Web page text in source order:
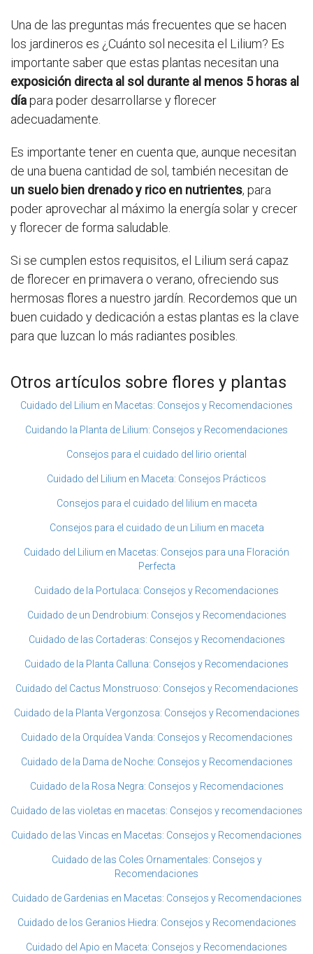
Una de las preguntas más frecuentes que se hacen
los jardineros es ¿Cuánto sol necesita el Lilium? Es
importante saber que estas plantas necesitan una
exposición directa al sol durante al menos 5 horas al
díapara poder desarrollarse y florecer
adecuadamente.
Es importante tener en cuenta que, aunque necesitan
de una buena cantidad de sol, también necesitan de
un suelo bien drenado y rico en nutrientes, para
poder aprovechar al máximo la energía solar y crecer
y florecer de forma saludable.
Si se cumplen estos requisitos, el Lilium será capaz
de florecer en primavera o verano, ofreciendo sus
hermosas flores a nuestro jardín. Recordemos que un
buen cuidado y dedicación a estas plantas es la clave
para que luzcan lo más radiantes posibles.
Otros artículos sobre flores y plantas
Cuidado del Lilium en Macetas: Consejos y Recomendaciones
Cuidando la Planta de Lilium: Consejos y Recomendaciones
Consejos para el cuidado del lirio oriental
Cuidado del Lilium en Maceta: Consejos Prácticos
Consejos para el cuidado del lilium en maceta
Consejos para el cuidado de un Lilium en maceta
Cuidado del Lilium en Macetas: Consejos para una Floración
Perfecta
Cuidado de la Portulaca: Consejos y Recomendaciones
Cuidado de un Dendrobium: Consejos y Recomendaciones
Cuidado de las Cortaderas: Consejos y Recomendaciones
Cuidado de la Planta Calluna: Consejos y Recomendaciones
Cuidado del Cactus Monstruoso: Consejos y Recomendaciones
Cuidado de la Planta Vergonzosa: Consejos y Recomendaciones
Cuidado de la Orquídea Vanda: Consejos y Recomendaciones
Cuidado de la Dama de Noche: Consejos y Recomendaciones
Cuidado de la Rosa Negra: Consejos y Recomendaciones
Cuidado de las violetas en macetas: Consejos y recomendaciones
Cuidado de las Vincas en Macetas: Consejos y Recomendaciones
Cuidado de las Coles Ornamentales: Consejos y
Recomendaciones
Cuidado de Gardenias en Macetas: Consejos y Recomendaciones
Cuidado de los Geranios Hiedra: Consejos y Recomendaciones
Cuidado del Apio en Maceta: Consejos y Recomendaciones